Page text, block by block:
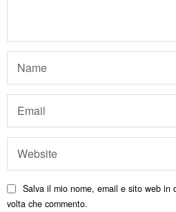
Salva il mio nome, email e sito web in
volta che commento.